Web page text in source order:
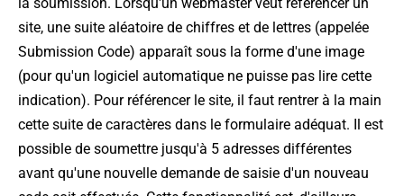
site, une suite aléatoire de chiffres et de lettres (appelée
Submission Code) apparaît sous la forme d'une image
(pour qu'un logiciel automatique ne puisse pas lire cette
indication). Pour référencer le site, il faut rentrer à la main
cette suite de caractères dans le formulaire adéquat. Il est
possible de soumettre jusqu'à 5 adresses différentes
avant qu'une nouvelle demande de saisie d'un nouveau